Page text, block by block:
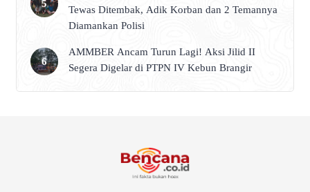
Tewas Ditembak, Adik Korban dan 2 Temannya
Diamankan Polisi
AMMBER Ancam Turun Lagi! Aksi Jilid II
Segera Digelar di PTPN IV Kebun Brangir